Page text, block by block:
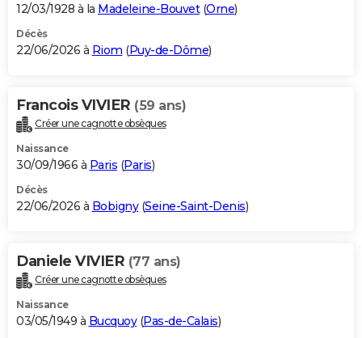
12/03/1928 à la Madeleine-Bouvet(Orne)
Décès
22/06/2026 à Riom (Puy-de-Dôme)
Francois VIVIER (59 ans)
Créer une cagnotte obsèques
Naissance
30/09/1966 à Paris (Paris)
Décès
22/06/2026 à Bobigny(Seine-Saint-Denis)
Daniele VIVIER (77 ans)
Créer une cagnotte obsèques
Naissance
03/05/1949 à Bucquoy(Pas-de-Calais)